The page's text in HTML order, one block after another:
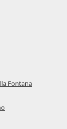
Fontana